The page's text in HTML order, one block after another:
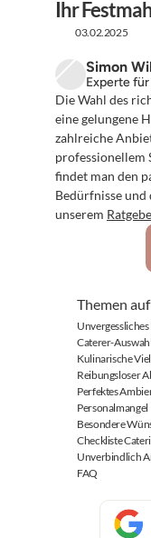
Ihr
03.02.2025
Simon
Experte
Die Wahl des
eine gelungene
zahlreiche
professionellem
findet man den
Bedürfnisse und
unserem
Themen
Caterer-Auswahl
Kulinarische
Reibungsloser
Perfektes
Personalmangel
Besondere
Checkliste
Unverbindlich
FAQ